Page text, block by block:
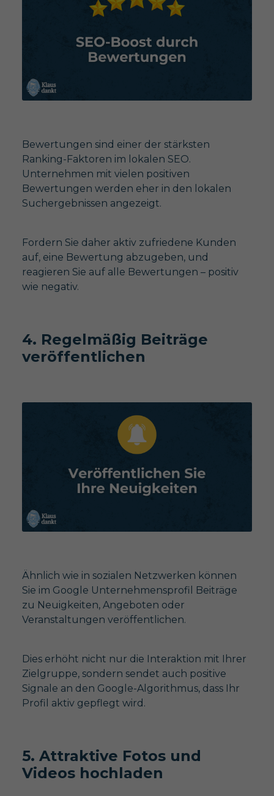
Bewertungen sind einer der stärksten
Ranking-Faktoren im lokalen SEO.
Unternehmen mit vielen positiven
Bewertungen werden eher in den lokalen
Suchergebnissen angezeigt.
Fordern Sie daher aktiv zufriedene Kunden
auf, eine Bewertung abzugeben, und
reagieren Sie auf alle Bewertungen – positiv
wie negativ.
4. Regelmäßig Beiträge
veröffentlichen
Ähnlich wie in sozialen Netzwerken können
Sie im Google Unternehmensprofil Beiträge
zu Neuigkeiten, Angeboten oder
Veranstaltungen veröffentlichen.
Dies erhöht nicht nur die Interaktion mit Ihrer
Zielgruppe, sondern sendet auch positive
Signale an den Google-Algorithmus, dass Ihr
Profil aktiv gepflegt wird.
5. Attraktive Fotos und
Videos hochladen